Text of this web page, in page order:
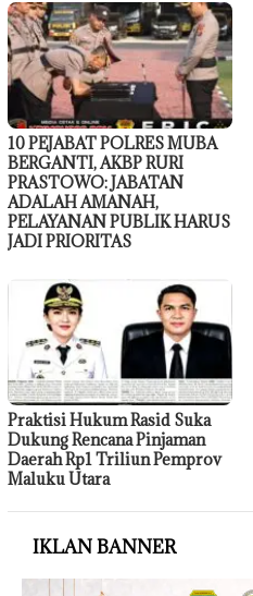
10 PEJABAT POLRES MUBA
BERGANTI, AKBP RURI
PRASTOWO: JABATAN
ADALAH AMANAH,
PELAYANAN PUBLIK HARUS
JADI PRIORITAS
Praktisi Hukum Rasid Suka
Dukung Rencana Pinjaman
Daerah Rp1 Triliun Pemprov
Maluku Utara
IKLAN BANNER